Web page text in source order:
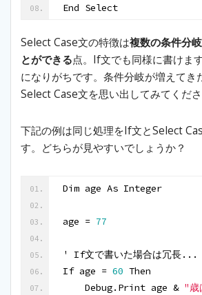
End Select
Select Case文の特徴は複数の条件分
とができる点。If文でも同様に書けま
になりがちです。条件分岐が増えてき
Select Case文を思い出してみてくださ
下記の例は同じ処理をIf文とSelect
す。どちらが見やすいでしょうか？
Dim age As Integer
age = 77
' If文で書いた場合は冗長...
If age = 60 Then
    Debug.Print age &
"歳